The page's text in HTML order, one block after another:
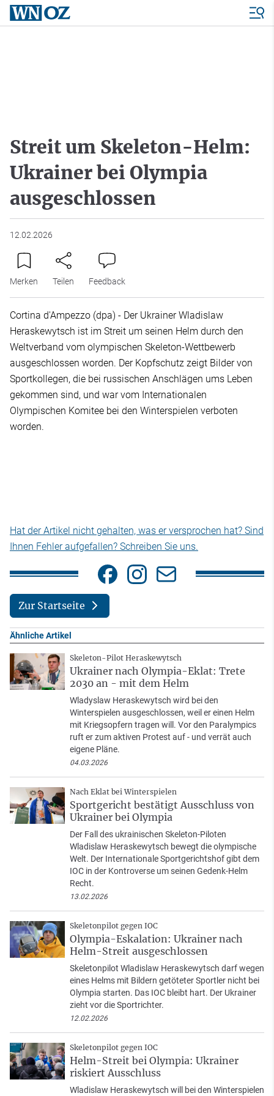
Streit um Skeleton-Helm:
Ukrainer bei Olympia
ausgeschlossen
12.02.2026
Merken Teilen Feedback
Cortina d'Ampezzo (dpa) - Der Ukrainer Wladislaw
Heraskewytsch ist im Streit um seinen Helm durch den
Weltverband vom olympischen Skeleton-Wettbewerb
ausgeschlossen worden. Der Kopfschutz zeigt Bilder von
Sportkollegen, die bei russischen Anschlägen ums Leben
gekommen sind, und war vom Internationalen
Olympischen Komitee bei den Winterspielen verboten
worden.
Hat der Artikel nicht gehalten, was er versprochen hat? Sind
Ihnen Fehler aufgefallen? Schreiben Sie uns.
Zur Startseite
Ähnliche Artikel
Skeleton-Pilot Heraskewytsch
Ukrainer nach Olympia-Eklat: Trete
2030 an - mit dem Helm
Wladyslaw Heraskewytsch wird bei den
Winterspielen ausgeschlossen, weil er einen Helm
mit Kriegsopfern tragen will. Vor den Paralympics
ruft er zum aktiven Protest auf - und verrät auch
eigene Pläne.
04.03.2026
Nach Eklat bei Winterspielen
Sportgericht bestätigt Ausschluss von
Ukrainer bei Olympia
Der Fall des ukrainischen Skeleton-Piloten
Wladislaw Heraskewytsch bewegt die olympische
Welt. Der Internationale Sportgerichtshof gibt dem
IOC in der Kontroverse um seinen Gedenk-Helm
Recht.
13.02.2026
Skeletonpilot gegen IOC
Olympia-Eskalation: Ukrainer nach
Helm-Streit ausgeschlossen
Skeletonpilot Wladislaw Heraskewytsch darf wegen
eines Helms mit Bildern getöteter Sportler nicht bei
Olympia starten. Das IOC bleibt hart. Der Ukrainer
zieht vor die Sportrichter.
12.02.2026
Skeletonpilot gegen IOC
Helm-Streit bei Olympia: Ukrainer
riskiert Ausschluss
Wladislaw Heraskewytsch will bei den Winterspielen